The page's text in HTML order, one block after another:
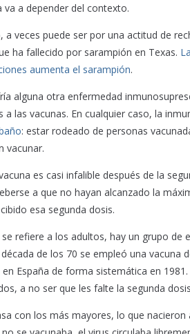
va a depender del contexto.
a veces puede ser por una actitud de
ha fallecido por sarampión en Texas.
aumenta el sarampión.
alguna otra enfermedad
a las vacunas. En cualquier caso, la
: estar rodeado de personas
vacunar.
es casi infalible después de la
a que no hayan alcanzado la
esa segunda dosis.
se refiere a los adultos, hay un grupo de
de los 70 se empleó una
España de forma sistemática en
a no ser que les falte la segunda
con los más mayores, lo que